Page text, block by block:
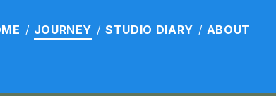
JOURNEY STUDIO DIARY ABOUT